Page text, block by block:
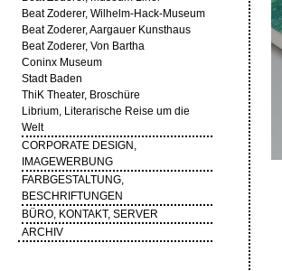
Beat Zoderer, Wilhelm-Hack-Museum
Beat Zoderer, Aargauer Kunsthaus
Beat Zoderer, Von Bartha
Coninx Museum
Stadt Baden
ThiK Theater, Broschüre
Librium, Literarische Reise um die
Welt
CORPORATE DESIGN,
IMAGEWERBUNG
FARBGESTALTUNG,
BESCHRIFTUNGEN
BÜRO, KONTAKT, SERVER
ARCHIV